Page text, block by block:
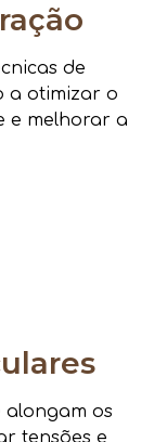
de
a otimizar o
e melhorar a
alongam os
tensões e